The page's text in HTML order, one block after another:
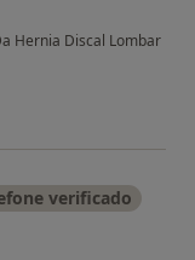
Hernia Discal Lombar
verificado